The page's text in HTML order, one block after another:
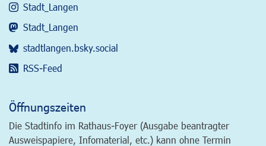
Stadt_Langen
Stadt_Langen
stadtlangen.bsky.social
RSS-Feed
Öffnungszeiten
Die Stadtinfo im Rathaus-Foyer (Ausgabe beantragter
Ausweispapiere, Infomaterial, etc.) kann ohne Termin